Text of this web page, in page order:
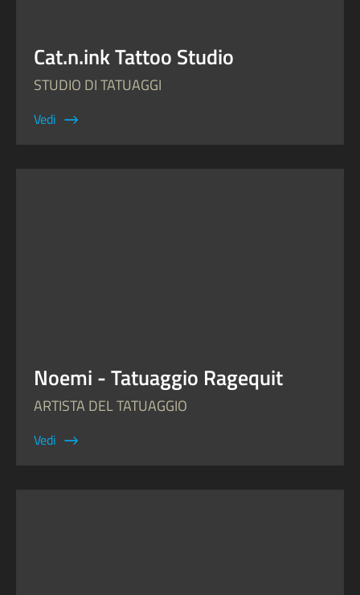
Cat.n.ink Tattoo Studio
STUDIO DI TATUAGGI
Vedi
Noemi - Tatuaggio Ragequit
ARTISTA DEL TATUAGGIO
Vedi